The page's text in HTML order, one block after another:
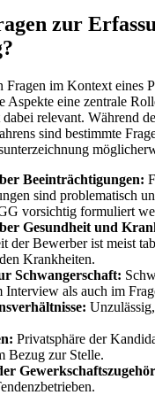
zur
Fragen im Kontext eines
Aspekte eine zentrale
relevant. Während
sind bestimmte
Beeinträchtigungen:
sind problematisch
vorsichtig formuliert
Gesundheit und
der Bewerber ist meist
Krankheiten.
Schwangerschaft:
Interview als auch im
Privatsphäre der
Bezug zur Stelle.